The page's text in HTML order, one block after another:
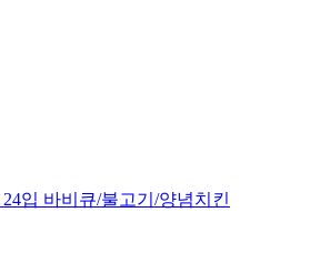
입 바비큐/불고기/양념치킨